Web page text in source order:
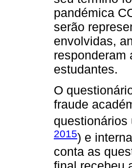
pandémica
serão
envolvidas,
responderam
estudantes.
O
fraude
2015) e
conta as